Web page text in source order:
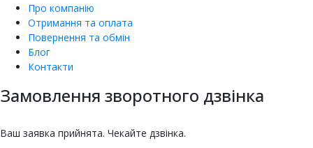
Про компанію
Отримання та оплата
Повернення та обмін
Блог
Контакти
Замовлення зворотного дзвінка
Ваш заявка прийнята. Чекайте дзвінка.